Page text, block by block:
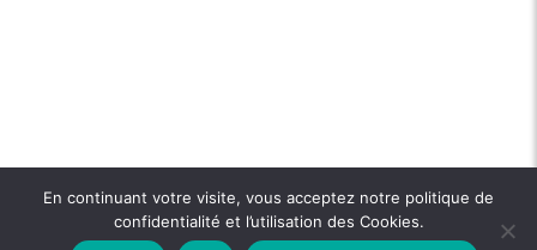
En continuant votre visite, vous acceptez notre politique de
confidentialité et l’utilisation des Cookies.